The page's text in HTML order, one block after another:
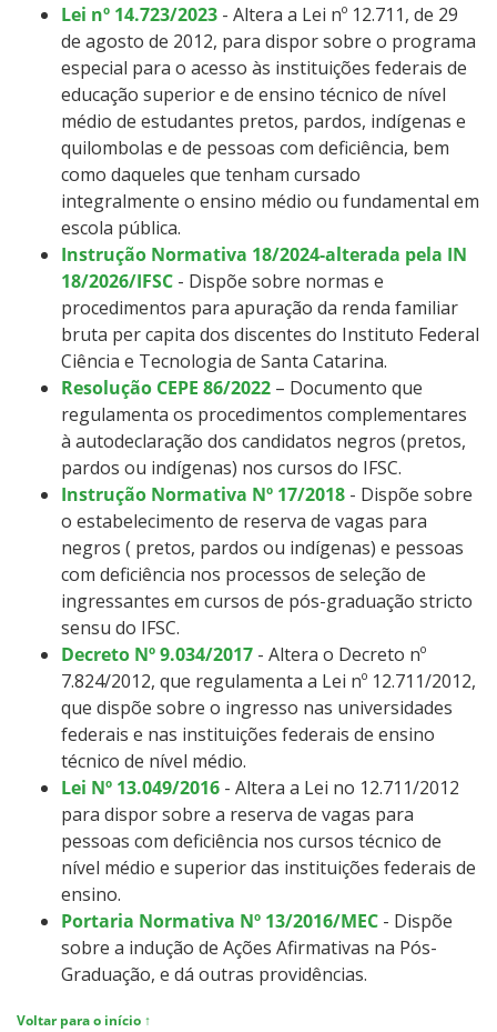
Lei nº 14.723/2023 - Altera a Lei nº 12.711, de 29
de agosto de 2012, para dispor sobre o programa
especial para o acesso às instituições federais de
educação superior e de ensino técnico de nível
médio de estudantes pretos, pardos, indígenas e
quilombolas e de pessoas com deficiência, bem
como daqueles que tenham cursado
integralmente o ensino médio ou fundamental em
escola pública.
Instrução Normativa 18/2024-alterada pela IN
18/2026/IFSC - Dispõe sobre normas e
procedimentos para apuração da renda familiar
bruta per capita dos discentes do Instituto Federal
Ciência e Tecnologia de Santa Catarina.
Resolução CEPE 86/2022 – Documento que
regulamenta os procedimentos complementares
à autodeclaração dos candidatos negros (pretos,
pardos ou indígenas) nos cursos do IFSC.
Instrução Normativa Nº 17/2018 - Dispõe sobre
o estabelecimento de reserva de vagas para
negros ( pretos, pardos ou indígenas) e pessoas
com deficiência nos processos de seleção de
ingressantes em cursos de pós-graduação stricto
sensu do IFSC.
Decreto Nº 9.034/2017 - Altera o Decreto nº
7.824/2012, que regulamenta a Lei nº 12.711/2012,
que dispõe sobre o ingresso nas universidades
federais e nas instituições federais de ensino
técnico de nível médio.
Lei Nº 13.049/2016 - Altera a Lei no 12.711/2012
para dispor sobre a reserva de vagas para
pessoas com deficiência nos cursos técnico de
nível médio e superior das instituições federais de
ensino.
Portaria Normativa Nº 13/2016/MEC - Dispõe
sobre a indução de Ações Afirmativas na Pós-
Graduação, e dá outras providências.
Voltar para o início ↑